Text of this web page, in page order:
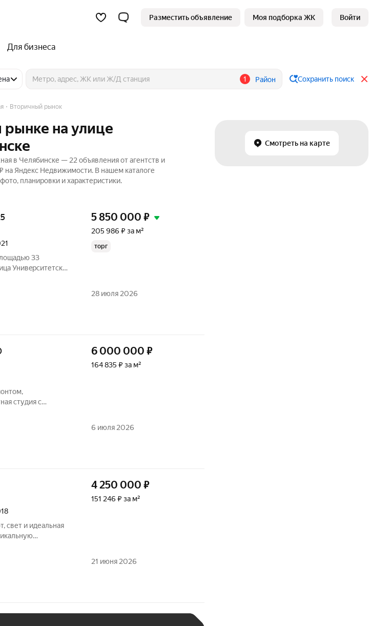
Разместить объявление Моя подборка ЖК Войти
Для бизнеса
1 Район Сохранить поиск
Смотреть на карте
Вторичный рынок
рынке на улице
в Челябинске — 22 объявления от агентств и
Яндекс Недвижимости. В нашем каталоге
планировки и характеристики.
33
Унивepcитетскaя
в домe 25
5 850 000 ₽
205 986 ₽ за м²
торг
28 июля 2026
студия с
телевизор
6 000 000 ₽
164 835 ₽ за м²
6 июля 2026
свет и идеальная
жилых
4 250 000 ₽
151 246 ₽ за м²
21 июня 2026